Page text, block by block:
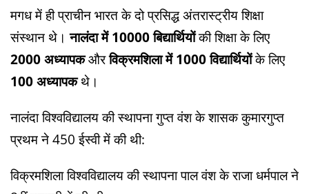
मगध में ही प्राचीन भारत के दो प्रसिद्ध अंतरास्ट्रीय शिक्षा
संस्थान थे। नालंदा में 10000 बिद्यार्थियोंकी शिक्षा के लिए
2000 अध्यापकऔरविक्रमशिला में 1000 विद्यार्थियोंके लिए
100 अध्यापकथे।
नालंदा विश्वविद्यालय की स्थापना गुप्त वंश के शासक कुमारगुप्त
प्रथम ने 450 ईस्वी में की थी:
विक्रमशिला विश्वविद्यालय की स्थापना पाल वंश के राजा धर्मपाल ने